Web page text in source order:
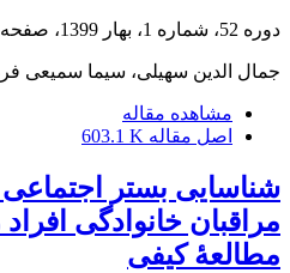
دوره 52، شماره 1، بهار 1399، صفحه
جمال الدین سهیلی، سیما سمیعی
مشاهده مقاله
اصل مقاله 603.1 K
شناسایی بستر اجتماعی
مراقبان خانوادگی
مطالعۀ کیفی